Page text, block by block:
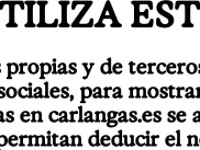
y de
para
en carlangas.es
deducir el